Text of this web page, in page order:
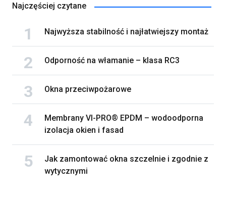
Najczęściej czytane
Najwyższa stabilność i najłatwiejszy montaż
Odporność na włamanie – klasa RC3
Okna przeciwpożarowe
Membrany VI-PRO® EPDM – wodoodporna
izolacja okien i fasad
Jak zamontować okna szczelnie i zgodnie z
wytycznymi